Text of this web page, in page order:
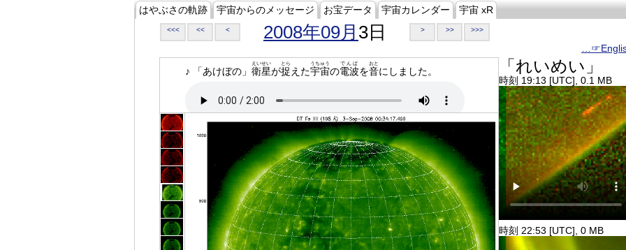
はやぶさの軌跡 宇宙からのメッセージ お宝データ 宇宙カレンダー 宇宙 xR
<<< << < 2008年09月 3日 > >> >>>
♪ 「あけぼの」 衛星
えいせい
が捉
とら
えた宇宙
うちゅう
の電波
でんぱ
を音
おと
にしました。 「れいめい」
時刻 19:13 [UTC], 0.1 MB
時刻 22:53 [UTC], 0 MB